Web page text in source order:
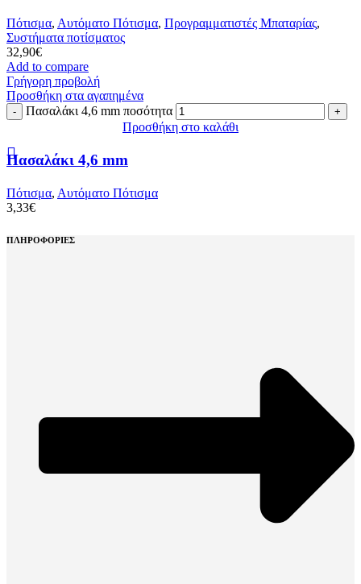
Πότισμα, Αυτόματο Πότισμα, Προγραμματιστές Μπαταρίας,
Συστήματα ποτίσματος
32,90€
Add to compare
Γρήγορη προβολή
Προσθήκη στα αγαπημένα
Πασαλάκι 4,6 mm ποσότητα
Προσθήκη στο καλάθι
Πασαλάκι 4,6 mm
Πότισμα, Αυτόματο Πότισμα
3,33€
ΠΛΗΡΟΦΟΡΙΕΣ